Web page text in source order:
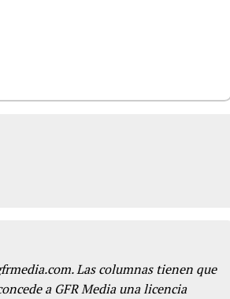
Las columnas tienen que
a GFR Media una licencia